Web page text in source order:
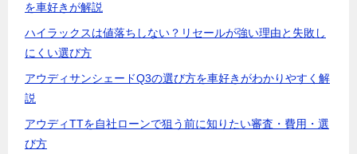
を車好きが解説
ハイラックスは値落ちしない？リセールが強い理由と失敗し
にくい選び方
アウディサンシェードQ3の選び方を車好きがわかりやすく解
説
アウディTTを自社ローンで狙う前に知りたい審査・費用・選
び方